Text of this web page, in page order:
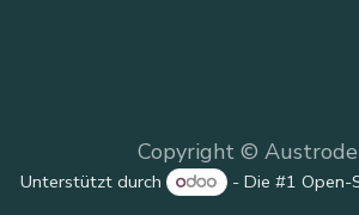
Copyright ©
Unterstützt durch - Die #1 Open-